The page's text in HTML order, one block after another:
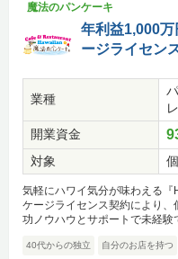
魔法のパンケーキ
年利益1,000
ージライセン
業種
開業資金
対象
気軽にハワイ気分が味わえる
ケージライセンス契約により
功ノウハウとサポートで未経験
40代からの独立 自分のお店を持つ